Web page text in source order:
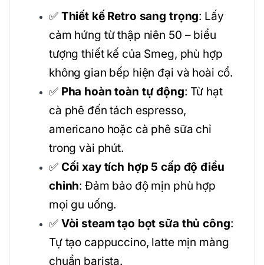
✅ Thiết kế Retro sang trọng: Lấy
cảm hứng từ thập niên 50 – biểu
tượng thiết kế của Smeg, phù hợp
không gian bếp hiện đại và hoài cổ.
✅ Pha hoàn toàn tự động: Từ hạt
cà phê đến tách espresso,
americano hoặc cà phê sữa chỉ
trong vài phút.
✅ Cối xay tích hợp 5 cấp độ điều
chỉnh: Đảm bảo độ mịn phù hợp
mọi gu uống.
✅ Vòi steam tạo bọt sữa thủ công:
Tự tạo cappuccino, latte mịn màng
chuẩn barista.